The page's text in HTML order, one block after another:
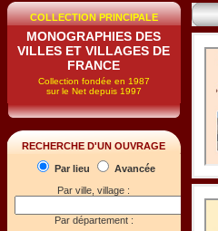
COLLECTION PRINCIPALE
MONOGRAPHIES DES
VILLES ET VILLAGES DE
FRANCE
Collection fondée en 1987
sur le Net depuis 1997
RECHERCHE D'UN OUVRAGE
Par lieu
Avancée
Par ville, village :
Par département :